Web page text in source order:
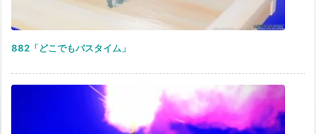
882「どこでもバスタイム」